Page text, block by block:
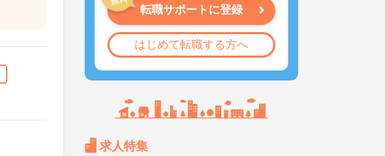
転職サポートに登録
はじめて転職する方へ
求人特集